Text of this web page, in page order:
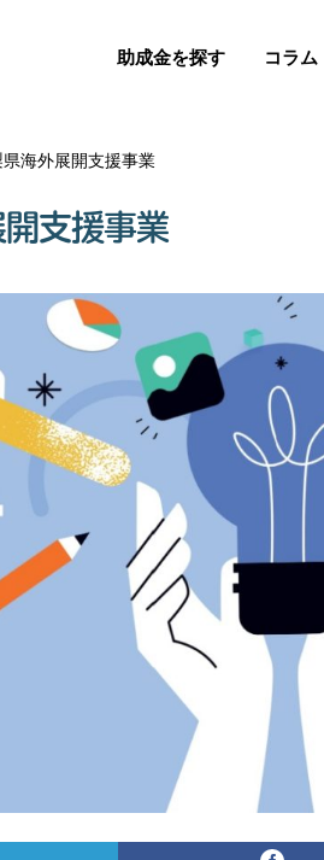
助成金を探す コラム
県海外展開支援事業
支援事業